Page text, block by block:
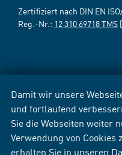
Damit wir unsere
und fortlaufend
Sie die Webseiten weiter
Verwendung von Cookies
erhalten Sie in unseren
Zertifiziert nach DIN EN
Reg.-Nr.: 12 310 69718 TMS